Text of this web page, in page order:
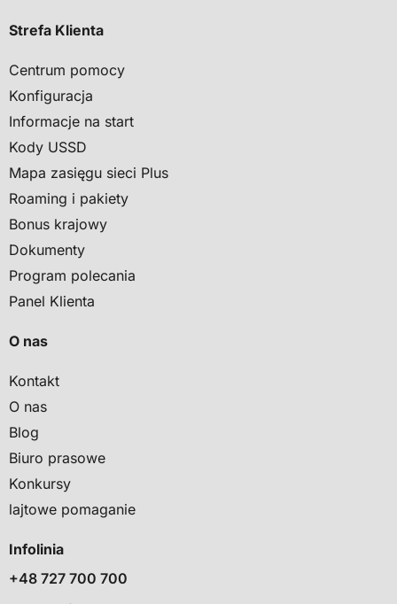
Strefa Klienta
Centrum pomocy
Konfiguracja
Informacje na start
Kody USSD
Mapa zasięgu sieci Plus
Roaming i pakiety
Bonus krajowy
Dokumenty
Program polecania
Panel Klienta
O nas
Kontakt
O nas
Blog
Biuro prasowe
Konkursy
lajtowe pomaganie
Infolinia
+48 727 700 700